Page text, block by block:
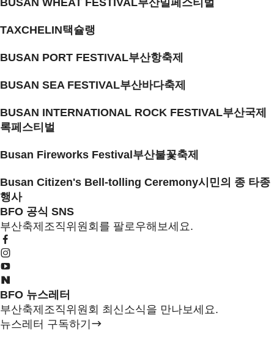
BUSAN WHEAT FESTIVAL부산밀페스티벌
TAXCHELIN택슐랭
BUSAN PORT FESTIVAL부산항축제
BUSAN SEA FESTIVAL부산바다축제
BUSAN INTERNATIONAL ROCK FESTIVAL부산국제
록페스티벌
Busan Fireworks Festival 부산불꽃축제
Busan Citizen's Bell-tolling Ceremony시민의 종 타종
행사
BFO 공식 SNS
부산축제조직위원회를 팔로우해보세요.
BFO 뉴스레터
부산축제조직위원회 최신소식을 만나보세요.
뉴스레터 구독하기